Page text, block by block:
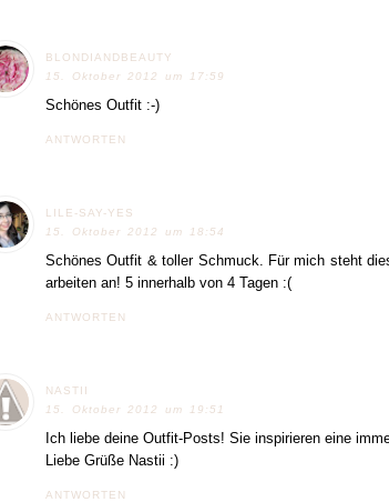
BLONDIANDBEAUTY
15. Oktober 2012 um 17:59
Schönes Outfit :-)
ANTWORTEN
LILE-SAY-YES
15. Oktober 2012 um 18:54
Schönes Outfit & toller Schmuck. Für mich steht
arbeiten an! 5 innerhalb von 4 Tagen :(
ANTWORTEN
NASTII
15. Oktober 2012 um 19:51
Ich liebe deine Outfit-Posts! Sie inspirieren eine
Liebe Grüße Nastii :)
ANTWORTEN